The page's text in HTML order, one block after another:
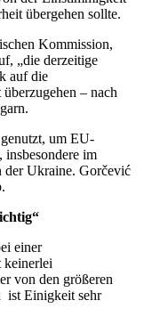
übergehen sollte.
Kommission,
„die derzeitige
auf die
– nach
um EU-
insbesondere im
der Ukraine. Gorčević
einer
keinerlei
von den größeren
ist Einigkeit sehr